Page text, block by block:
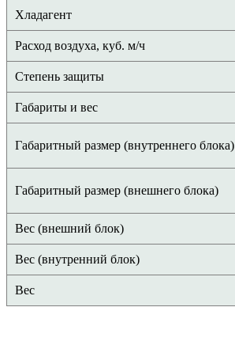
Хладагент
Расход воздуха, куб. м/ч
Степень защиты
Габариты и вес
Габаритный размер (внутреннего блока)
Габаритный размер (внешнего блока)
Вес (внешний блок)
Вес (внутренний блок)
Вес